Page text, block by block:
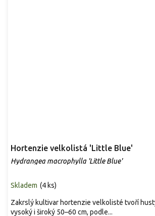
Hortenzie velkolistá 'Little Blue'
Hydrangea macrophylla 'Little Blue'
Skladem (4 ks)
Zakrslý kultivar hortenzie velkolisté tvoří
vysoký i široký 50–60 cm, podle...